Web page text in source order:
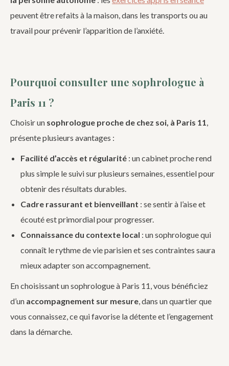
peuvent être refaits à la maison, dans les transports ou au
travail pour prévenir l’apparition de l’anxiété.
Pourquoi consulter une sophrologue à
Paris 11 ?
Choisir un sophrologue proche de chez soi, à Paris 11,
présente plusieurs avantages :
Facilité d’accès et régularité : un cabinet proche rend
plus simple le suivi sur plusieurs semaines, essentiel pour
obtenir des résultats durables.
Cadre rassurant et bienveillant : se sentir à l’aise et
écouté est primordial pour progresser.
Connaissance du contexte local : un sophrologue qui
connaît le rythme de vie parisien et ses contraintes saura
mieux adapter son accompagnement.
En choisissant un sophrologue à Paris 11, vous bénéficiez
d’un accompagnement sur mesure, dans un quartier que
vous connaissez, ce qui favorise la détente et l’engagement
dans la démarche.